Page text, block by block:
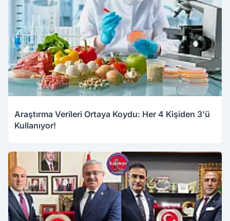
Araştırma Verileri Ortaya Koydu: Her 4 Kişiden 3'ü
Kullanıyor!